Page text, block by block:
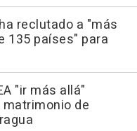
reclutado a "más
135 países" para
"ir más allá"
de